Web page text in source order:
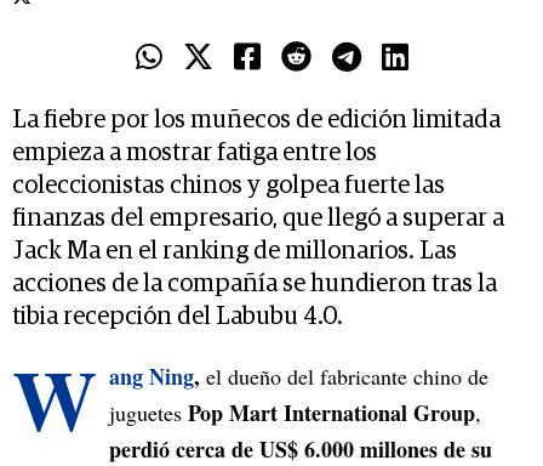
La fiebre por los muñecos de edición limitada
empieza a mostrar fatiga entre los
coleccionistas chinos y golpea fuerte las
finanzas del empresario, que llegó a superar a
Jack Ma en el ranking de millonarios. Las
acciones de la compañía se hundieron tras la
tibia recepción del Labubu 4.0.
W ang Ning, el dueño del fabricante chino de
juguetes Pop Mart International Group,
perdió cerca de US$ 6.000 millones de su